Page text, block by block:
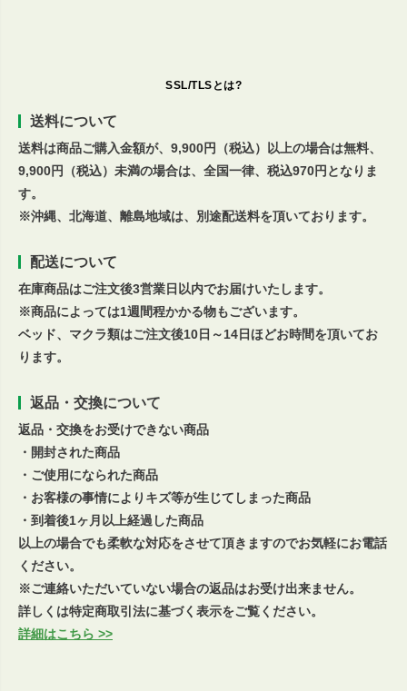
SSL/TLSとは?
送料について
送料は商品ご購入金額が、9,900円（税込）以上の場合は無料、
9,900円（税込）未満の場合は、全国一律、税込970円となりま
す。
※沖縄、北海道、離島地域は、別途配送料を頂いております。
配送について
在庫商品はご注文後3営業日以内でお届けいたします。
※商品によっては1週間程かかる物もございます。
ベッド、マクラ類はご注文後10日～14日ほどお時間を頂いてお
ります。
返品・交換について
返品・交換をお受けできない商品
・開封された商品
・ご使用になられた商品
・お客様の事情によりキズ等が生じてしまった商品
・到着後1ヶ月以上経過した商品
以上の場合でも柔軟な対応をさせて頂きますのでお気軽にお電話
ください。
※ご連絡いただいていない場合の返品はお受け出来ません。
詳しくは特定商取引法に基づく表示をご覧ください。
詳細はこちら >>